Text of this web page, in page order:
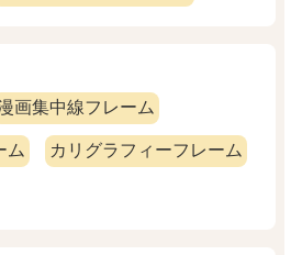
画集中線フレーム
ム カリグラフィーフレーム